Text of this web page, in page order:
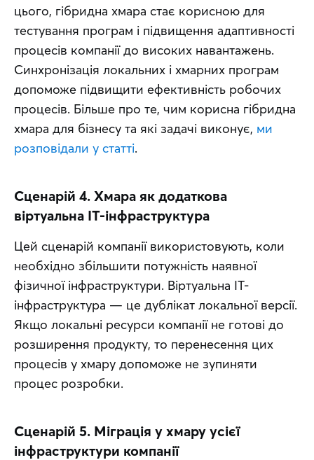
цього, гібридна хмара стає корисною для
тестування програм і підвищення адаптивності
процесів компанії до високих навантажень.
Синхронізація локальних і хмарних програм
допоможе підвищити ефективність робочих
процесів. Більше про те, чим корисна гібридна
хмара для бізнесу та які задачі виконує, ми
розповідали у статті.
Сценарій 4. Хмара як додаткова
віртуальна ІТ-інфраструктура
Цей сценарій компанії використовують, коли
необхідно збільшити потужність наявної
фізичної інфраструктури. Віртуальна ІТ-
інфраструктура — це дублікат локальної версії.
Якщо локальні ресурси компанії не готові до
розширення продукту, то перенесення цих
процесів у хмару допоможе не зупиняти
процес розробки.
Сценарій 5. Міграція у хмару усієї
інфраструктури компанії